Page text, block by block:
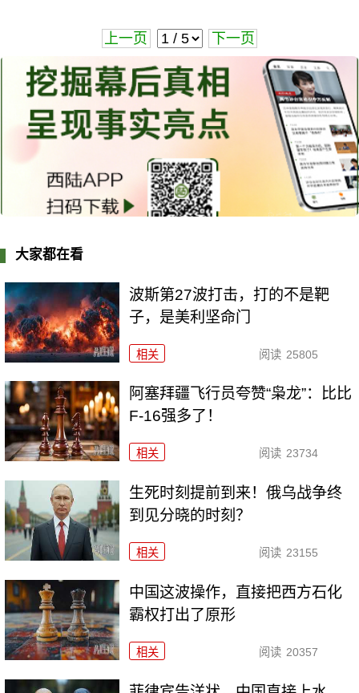
上一页 下一页
大家都在看
波斯第27波打击，打的不是靶
子，是美利坚命门
相关 阅读 25805
阿塞拜疆飞行员夸赞“枭龙”：比比
F-16强多了！
相关 阅读 23734
生死时刻提前到来！俄乌战争终
到见分晓的时刻？
相关 阅读 23155
中国这波操作，直接把西方石化
霸权打出了原形
相关 阅读 20357